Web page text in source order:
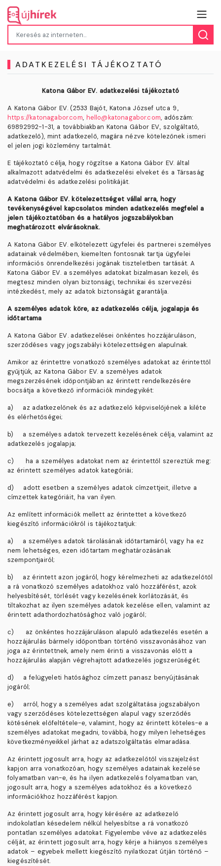
ADATKEZELÉSI TÁJÉKOZTATÓ
Katona Gábor EV. adatkezelési tájékoztató
A Katona Gábor EV. (2533 Bajót, Katona József utca 9.,
https://katonagabor.com, hello@katonagabor.com, adószám:
69892992-1-31, a továbbiakban Katona Gábor EV., szolgáltató,
adatkezelő), mint adatkezelő, magára nézve kötelezőnek ismeri
el jelen jogi közlemény tartalmát.
E tájékoztató célja, hogy rögzítse a Katona Gábor EV. által
alkalmazott adatvédelmi és adatkezelési elveket és a Társaság
adatvédelmi és adatkezelési politikáját.
A Katona Gábor EV.kötelezettséget vállal arra, hogy
tevékenységével kapcsolatos minden adatkezelés megfelel a
jelen tájékoztatóban és a hatályos jogszabályokban
meghatározott elvárásoknak.
A Katona Gábor EV.elkötelezett ügyfelei és partnerei személyes
adatainak védelmében, kiemelten fontosnak tartja ügyfelei
információs önrendelkezési jogának tiszteletben tartását. A
Katona Gábor EV.a személyes adatokat bizalmasan kezeli, és
megtesz minden olyan biztonsági, technikai és szervezési
intézkedést, mely az adatok biztonságát garantálja.
A személyes adatok köre, az adatkezelés célja, jogalapja és
időtartama
A Katona Gábor EV. adatkezelései önkéntes hozzájáruláson,
szerződéses vagy jogszabályi kötelezettségen alapulnak.
Amikor az érintettre vonatkozó személyes adatokat az érintettől
gyűjtjük, az Katona Gábor EV. a személyes adatok
megszerzésének időpontjában az érintett rendelkezésére
bocsátja a következő információk mindegyikét:
a)
az adatkezelőnek és az adatkezelő képviselőjének a kiléte
és elérhetőségei;
b)
a személyes adatok tervezett kezelésének célja, valamint az
adatkezelés jogalapja;
c)
ha a személyes adatokat nem az érintettől szereztük meg:
az érintett személyes adatok kategóriái;
d)
adott esetben a személyes adatok címzettjeit, illetve a
címzettek kategóriáit, ha van ilyen.
Az említett információk mellett az érintettet a következő
kiegészítő információkról is tájékoztatjuk:
a)
a személyes adatok tárolásának időtartamáról, vagy ha ez
nem lehetséges, ezen időtartam meghatározásának
szempontjairól;
b)
az érintett azon jogáról, hogy kérelmezheti az adatkezelőtől
a rá vonatkozó személyes adatokhoz való hozzáférést, azok
helyesbítését, törlését vagy kezelésének korlátozását, és
tiltakozhat az ilyen személyes adatok kezelése ellen, valamint az
érintett adathordozhatósághoz való jogáról;
c)
az önkéntes hozzájáruláson alapuló adatkezelés esetén a
hozzájárulás bármely időpontban történő visszavonásához van
joga az érintettnek, amely nem érinti a visszavonás előtt a
hozzájárulás alapján végrehajtott adatkezelés jogszerűségét;
d)
a felügyeleti hatósághoz címzett panasz benyújtásának
jogáról;
e)
arról, hogy a személyes adat szolgáltatása jogszabályon
vagy szerződéses kötelezettségen alapul vagy szerződés
kötésének előfeltétele-e, valamint, hogy az érintett köteles-e a
személyes adatokat megadni, továbbá, hogy milyen lehetséges
következményeikkel járhat az adatszolgáltatás elmaradása.
Az érintett jogosult arra, hogy az adatkezelőtől visszajelzést
kapjon arra vonatkozóan, hogy személyes adatainak kezelése
folyamatban van-e, és ha ilyen adatkezelés folyamatban van,
jogosult arra, hogy a személyes adatokhoz és a következő
információkhoz hozzáférést kapjon.
Az érintett jogosult arra, hogy kérésére az adatkezelő
indokolatlan késedelem nélkül helyesbítse a rá vonatkozó
pontatlan személyes adatokat. Figyelembe véve az adatkezelés
célját, az érintett jogosult arra, hogy kérje a hiányos személyes
adatok – egyebek mellett kiegészítő nyilatkozat útján történő –
kiegészítését.